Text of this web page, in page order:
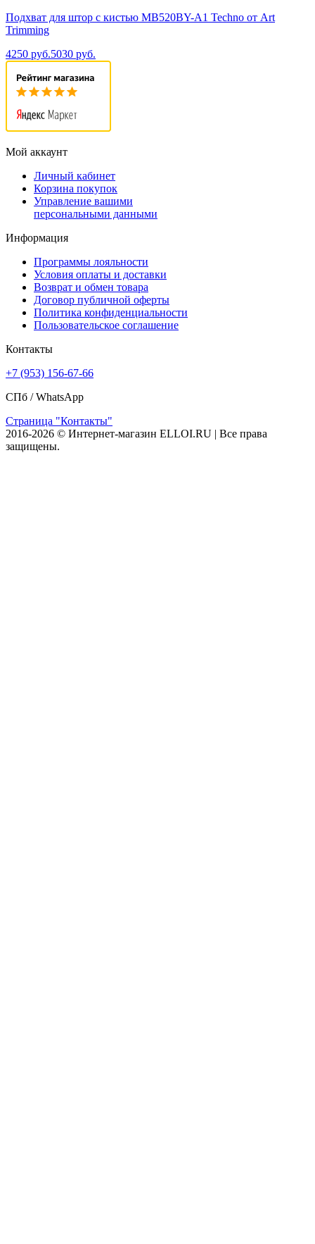
Подхват для штор с кистью MB520BY-A1 Techno от Art
Trimming
4250 руб.5030 руб.
Мой аккаунт
Личный кабинет
Корзина покупок
Управление вашими
персональными данными
Информация
Программы лояльности
Условия оплаты и доставки
Возврат и обмен товара
Договор публичной оферты
Политика конфиденциальности
Пользовательское соглашение
Контакты
+7 (953) 156-67-66
СПб /WhatsApp
Страница "Контакты"
2016-2026 © Интернет-магазин ELLOI.RU | Все права
защищены.